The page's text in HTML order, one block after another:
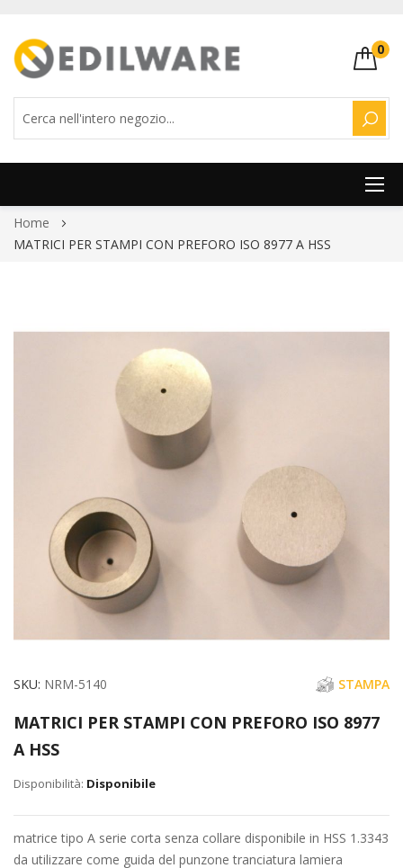
0
Salta
al
Home
MATRICI PER STAMPI CON PREFORO ISO 8977 A HSS
alla
Vai
della
galleria
immagini
SKU NRM-5140 STAMPA
MATRICI PER STAMPI CON PREFORO ISO 8977
A HSS
Disponibile
matrice tipo A serie corta senza collare disponibile in HSS 1.3343
da utilizzare come guida del punzone tranciatura lamiera